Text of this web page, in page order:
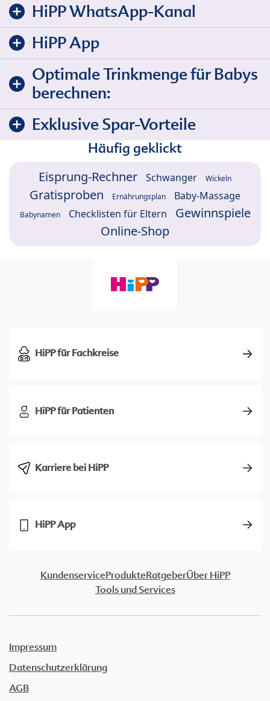
HiPP WhatsApp-Kanal
HiPP App
Optimale Trinkmenge für Babys
berechnen:
Exklusive Spar-Vorteile
Häufig geklickt
Eisprung-Rechner Schwanger Wickeln
Gratisproben Ernährungsplan Baby-Massage
Babynamen Checklisten für Eltern
Gewinnspiele
Online-Shop
HiPP für Fachkreise
HiPP für Patienten
Karriere bei HiPP
HiPP App
KundenserviceProdukteRatgeberÜber HiPP
Tools und Services
Impressum
Datenschutzerklärung
AGB